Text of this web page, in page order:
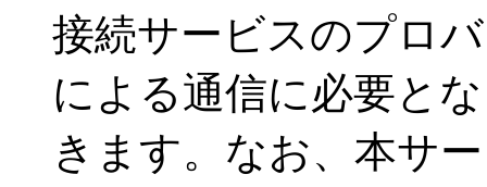
接続サービスのプロ
による通信に必要と
きます。なお、本サ